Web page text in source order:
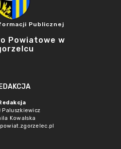
Publicznej
Powiatowe w
Paluszkiewicz
Kowalska